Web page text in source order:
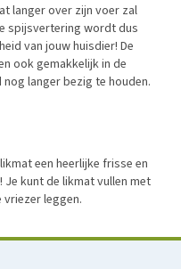
langer over zijn voer zal
spijsvertering wordt dus
van jouw huisdier! De
ook gemakkelijk in de
langer bezig te houden.
een heerlijke frisse en
kunt de likmat vullen met
leggen.